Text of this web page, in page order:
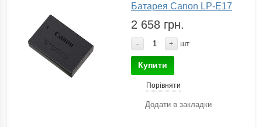
Батарея Canon LP-E17
2 658 грн.
- + шт
Купити
Порівняти
Додати в закладки